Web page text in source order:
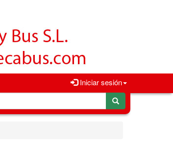
Iniciar sesión